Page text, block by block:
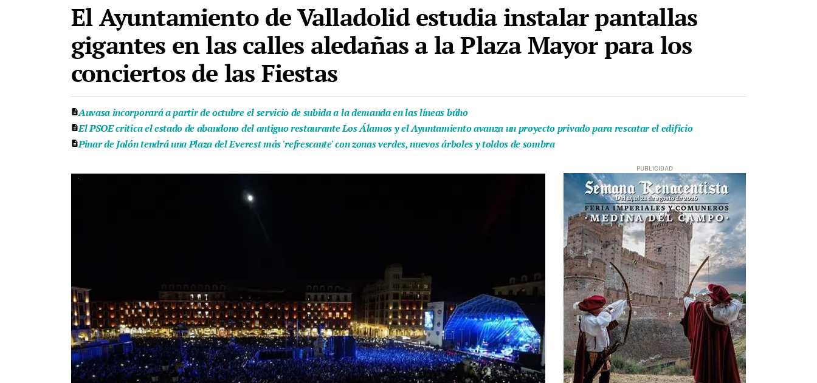
El Ayuntamiento de Valladolid estudia instalar pantallas
gigantes en las calles aledañas a la Plaza Mayor para los
conciertos de las Fiestas
Auvasa incorporará a partir de octubre el servicio de subida a la demanda en las líneas búho
El PSOE critica el estado de abandono del antiguo restaurante Los Álamos y el Ayuntamiento avanza un proyecto privado para rescatar el edificio
Pinar de Jalón tendrá una Plaza del Everest más 'refrescante' con zonas verdes, nuevos árboles y toldos de sombra